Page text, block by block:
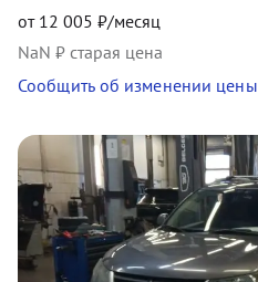
от 12 005 ₽/месяц
NaN ₽ старая цена
Сообщить об изменении цены